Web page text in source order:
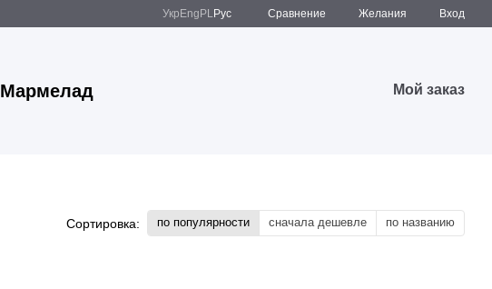
Укр Eng PLРус Сравнение Желания Вход
Мармелад Мой заказ
Сортировка: по популярности сначала дешевле по названию